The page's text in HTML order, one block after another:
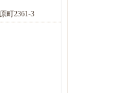
町2361-3